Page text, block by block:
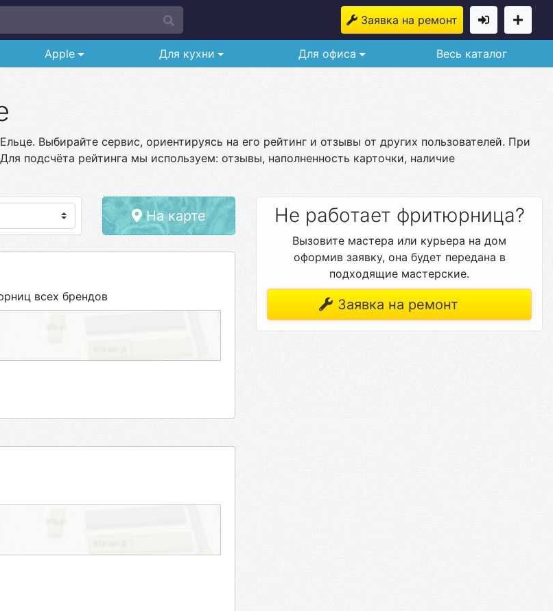
Заявка на ремонт
Apple Для кухни Для офиса Весь каталог
Выбирайте сервис, ориентируясь на его рейтинг и отзывы от других пользователей. При
подсчёта рейтинга мы используем: отзывы, наполненность карточки, наличие
На карте
всех брендов
Не работает фритюрница?
Вызовите мастера или курьера на дом
оформив заявку, она будет передана в
подходящие мастерские.
Заявка на ремонт